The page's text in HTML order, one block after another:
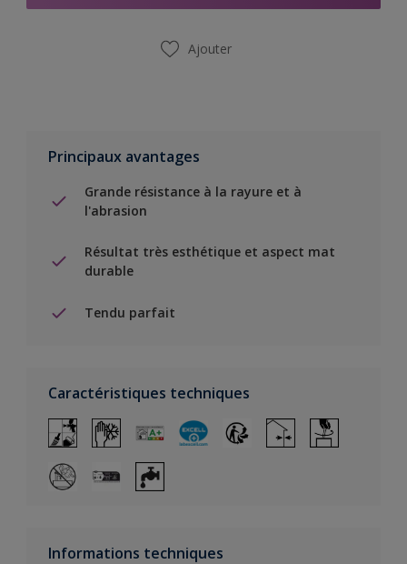
Ajouter
Principaux avantages
Grande résistance à la rayure et à
l'abrasion
Résultat très esthétique et aspect mat
durable
Tendu parfait
Caractéristiques techniques
Informations techniques